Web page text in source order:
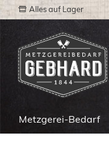
Alles auf Lager
Metzgerei-Bedarf